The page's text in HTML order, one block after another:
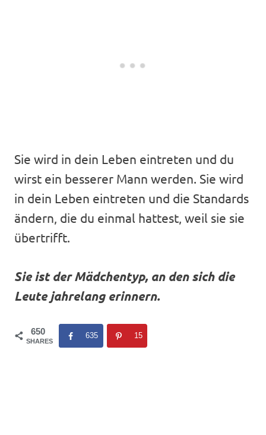
Sie wird in dein Leben eintreten und du
wirst ein besserer Mann werden. Sie wird
in dein Leben eintreten und die Standards
ändern, die du einmal hattest, weil sie sie
übertrifft.
Sie ist der Mädchentyp, an den sich die
Leute jahrelang erinnern.
650
SHARES
635 15